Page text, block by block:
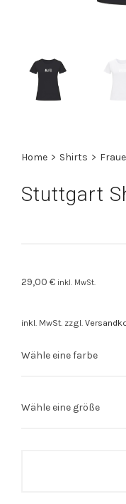
Home > Shirts >
Stuttgart
29,00 € inkl. MwSt.
inkl. MwSt. zzgl.